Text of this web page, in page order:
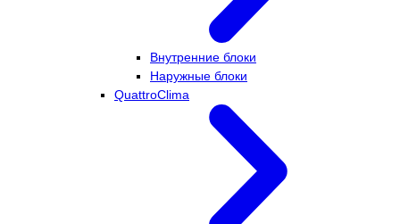
Внутренние блоки
Наружные блоки
QuattroClima